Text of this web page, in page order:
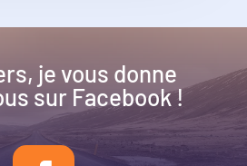
je vous donne
sur Facebook !